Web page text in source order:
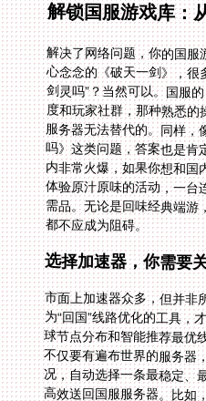
解锁国服游戏库：
解决了网络问题，你的国
心念念的《破天一剑》，
剑灵吗”？当然可以。国服
度和玩家社群，那种熟悉
服务器无法替代的。同样
吗》这类问题，答案也是
内非常火爆，如果你想和
体验原汁原味的活动，一台
需品。无论是回味经典端
都不应成为阻碍。
选择加速器，你需要
市面上加速器众多，但并非
为“回国”线路优化的工具，
球节点分布和智能推荐最优
不仅要有遍布世界的服务器
况，自动选择一条最稳定、
高效送回国服服务器。比如